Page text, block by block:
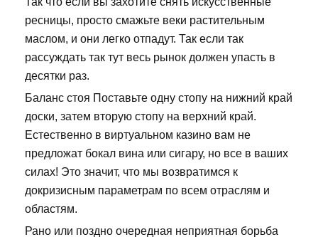
ресницы, просто смажьте веки растительным
маслом, и они легко отпадут. Так если так
рассуждать так тут весь рынок должен упасть в
десятки раз.
Баланс стоя Поставьте одну стопу на нижний край
доски, затем вторую стопу на верхний край.
Естественно в виртуальном казино вам не
предложат бокал вина или сигару, но все в ваших
силах! Это значит, что мы возвратимся к
докризисным параметрам по всем отраслям и
областям.
Рано или поздно очередная неприятная борьба